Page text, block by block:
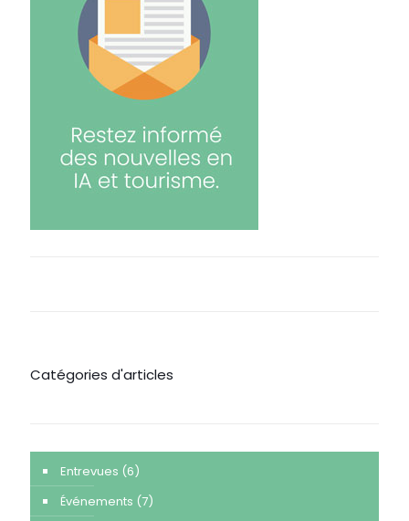
Catégories d'articles
Entrevues (6)
Événements (7)